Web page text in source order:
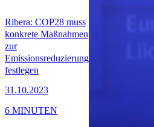
Ribera: COP28 muss
konkrete Maßnahmen
zur
Emissionsreduzierung
festlegen
31.10.2023
6 MINUTEN